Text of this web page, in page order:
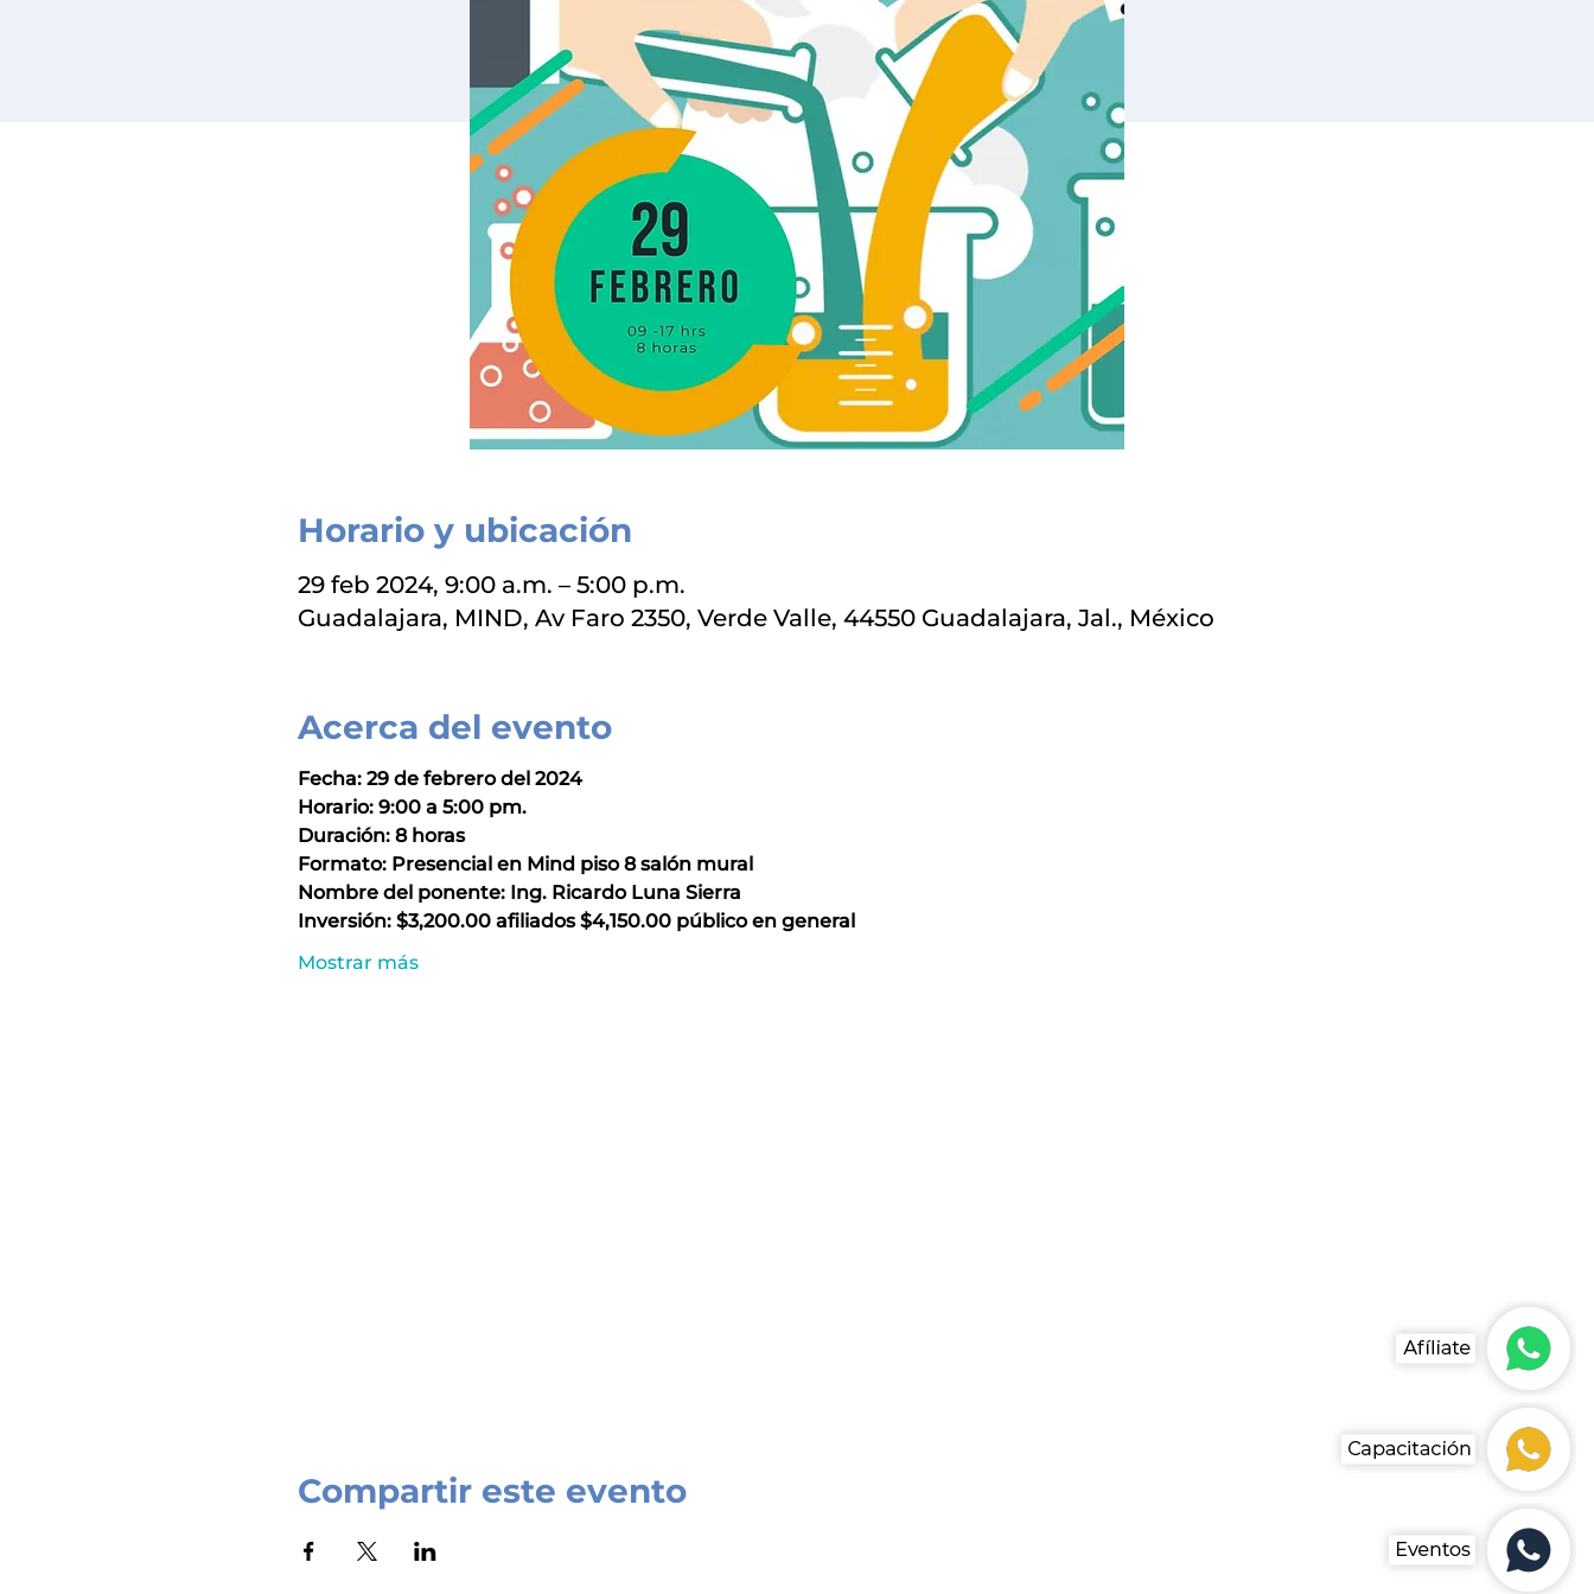
Horario y ubicación
29 feb 2024, 9:00 a.m. – 5:00 p.m.
Guadalajara, MIND, Av Faro 2350, Verde Valle, 44550 Guadalajara, Jal., México
Acerca del evento
Fecha: 29 de febrero del 2024
Horario: 9:00 a 5:00 pm.
Duración: 8 horas
Formato: Presencial en Mind piso 8 salón mural
Nombre del ponente: Ing. Ricardo Luna Sierra
Inversión: $3,200.00 afiliados $4,150.00 público en general
Mostrar más
Compartir este evento